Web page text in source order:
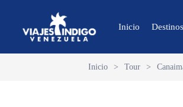
Inicio Destinos
Inicio > Tour >